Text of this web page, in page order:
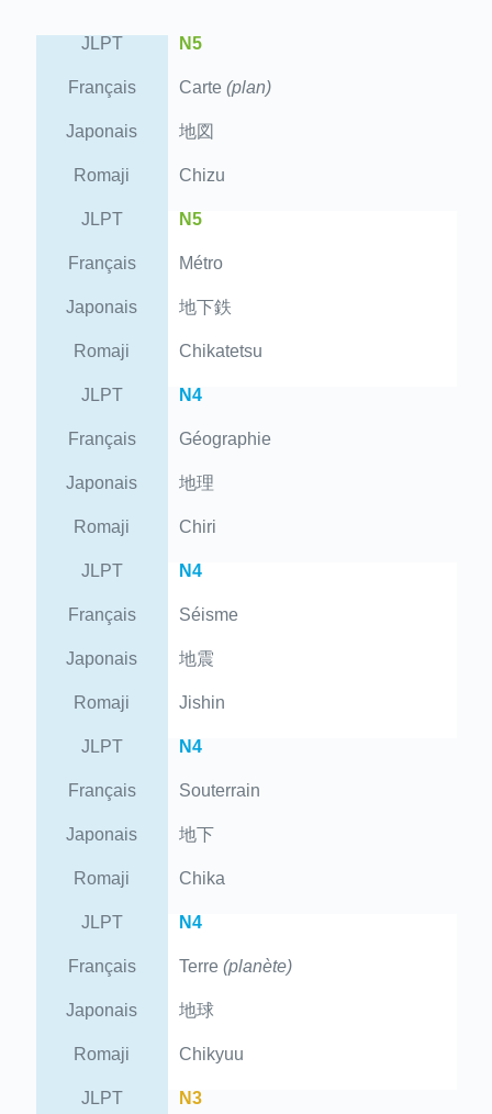
JLPT N5
Français Carte (plan)
Japonais 地図
Romaji Chizu
JLPT N5
Français Métro
Japonais 地下鉄
Romaji Chikatetsu
JLPT N4
Français Géographie
Japonais 地理
Romaji Chiri
JLPT N4
Français Séisme
Japonais 地震
Romaji Jishin
JLPT N4
Français Souterrain
Japonais 地下
Romaji Chika
JLPT N4
Français Terre (planète)
Japonais 地球
Romaji Chikyuu
JLPT N3